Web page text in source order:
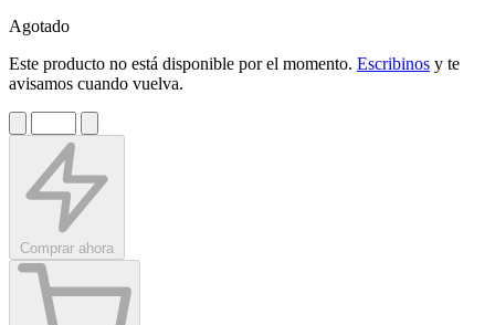
Agotado
Este producto no está disponible por el momento. Escribinos y te
avisamos cuando vuelva.
Comprar ahora